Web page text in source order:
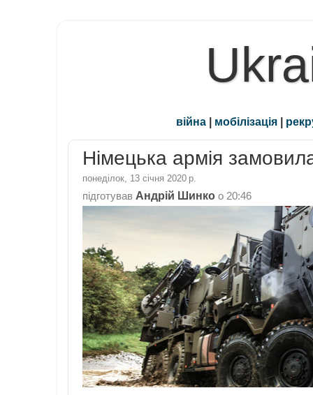
війна | мобілізація |
Німецька армія
понеділок, 13 січня 2020 р.
підготував Андрій Шинко о 20:46